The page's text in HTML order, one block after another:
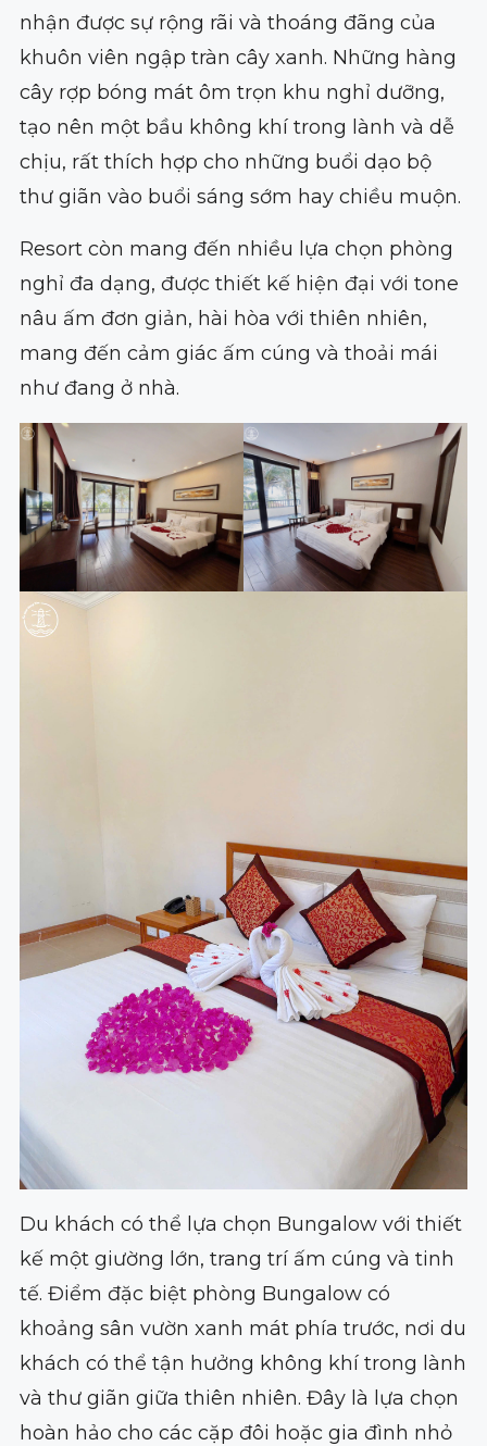
nhận được sự rộng rãi và thoáng đãng của
khuôn viên ngập tràn cây xanh. Những hàng
cây rợp bóng mát ôm trọn khu nghỉ dưỡng,
tạo nên một bầu không khí trong lành và dễ
chịu, rất thích hợp cho những buổi dạo bộ
thư giãn vào buổi sáng sớm hay chiều muộn.
Resort còn mang đến nhiều lựa chọn phòng
nghỉ đa dạng, được thiết kế hiện đại với tone
nâu ấm đơn giản, hài hòa với thiên nhiên,
mang đến cảm giác ấm cúng và thoải mái
như đang ở nhà.
Du khách có thể lựa chọn Bungalow với thiết
kế một giường lớn, trang trí ấm cúng và tinh
tế. Điểm đặc biệt phòng Bungalow có
khoảng sân vườn xanh mát phía trước, nơi du
khách có thể tận hưởng không khí trong lành
và thư giãn giữa thiên nhiên. Đây là lựa chọn
hoàn hảo cho các cặp đôi hoặc gia đình nhỏ